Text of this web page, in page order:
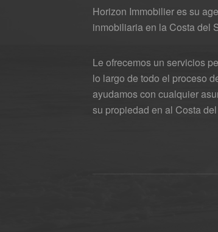
Horizon Immobilier es su
inmobiliaria en la Costa del
Le ofrecemos un servicios
lo largo de todo el proceso
ayudamos con cualquier
su propiedad en al Costa